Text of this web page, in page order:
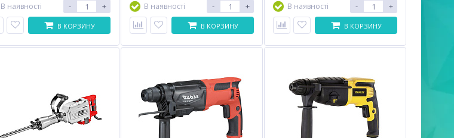
В наявності
- +
В КОРЗИНУ
В наявності
- +
В КОРЗИНУ
В наявності
- +
В КОРЗИНУ